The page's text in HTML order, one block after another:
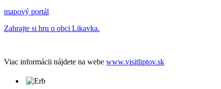
mapový portál
Zahrajte si hru o obci Likavka.
Viac informácii nájdete na webe www.visitliptov.sk